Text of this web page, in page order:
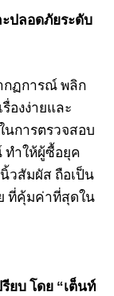
ะปลอดภัยระดับ
กฏการณ์ พลิก
องง่ายและ
นการตรวจสอบ
ทำให้ผู้ซื้อยุค
วสัมผัส ถือเป็น
ที่คุ้มค่าที่สุดใน
ยบ โดย “เต็นท์